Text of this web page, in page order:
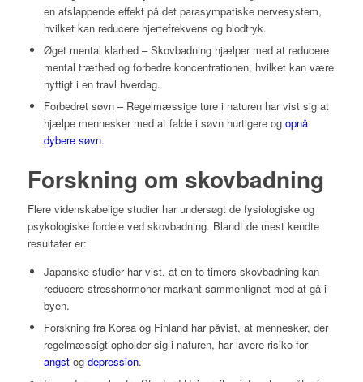
en afslappende effekt på det parasympatiske nervesystem,
hvilket kan reducere hjertefrekvens og blodtryk.
Øget mental klarhed – Skovbadning hjælper med at reducere
mental træthed og forbedre koncentrationen, hvilket kan være
nyttigt i en travl hverdag.
Forbedret søvn – Regelmæssige ture i naturen har vist sig at
hjælpe mennesker med at falde i søvn hurtigere og opnå
dybere søvn.
Forskning om skovbadning
Flere videnskabelige studier har undersøgt de fysiologiske og
psykologiske fordele ved skovbadning. Blandt de mest kendte
resultater er:
Japanske studier har vist, at en to-timers skovbadning kan
reducere stresshormoner markant sammenlignet med at gå i
byen.
Forskning fra Korea og Finland har påvist, at mennesker, der
regelmæssigt opholder sig i naturen, har lavere risiko for
angstog depression.